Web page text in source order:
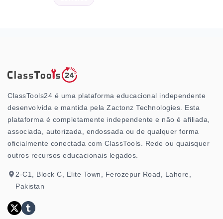
ClassTools24 é uma plataforma educacional independente
desenvolvida e mantida pela Zactonz Technologies. Esta
plataforma é completamente independente e não é afiliada,
associada, autorizada, endossada ou de qualquer forma
oficialmente conectada com ClassTools. Rede ou quaisquer
outros recursos educacionais legados.
2-C1, Block C, Elite Town, Ferozepur Road, Lahore,
Pakistan